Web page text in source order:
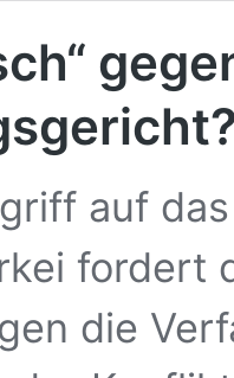
auf
fordert
die